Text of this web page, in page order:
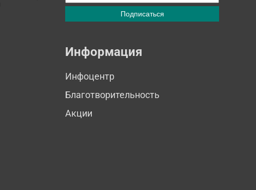
Информация
Инфоцентр
Благотворительность
Акции